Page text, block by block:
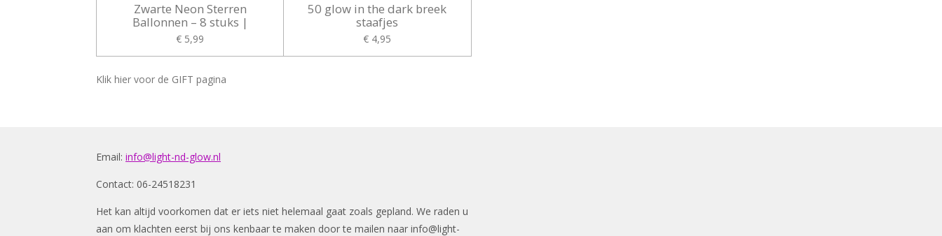
Zwarte Neon Sterren
Ballonnen – 8 stuks |
€ 5,99
50 glow in the dark breek
staafjes
€ 4,95
Klik hier voor de GIFT pagina
Email: info@light-nd-glow.nl
Contact: 06-24518231
Het kan altijd voorkomen dat er iets niet helemaal gaat zoals gepland. We raden u
aan om klachten eerst bij ons kenbaar te maken door te mailen naar info@light-